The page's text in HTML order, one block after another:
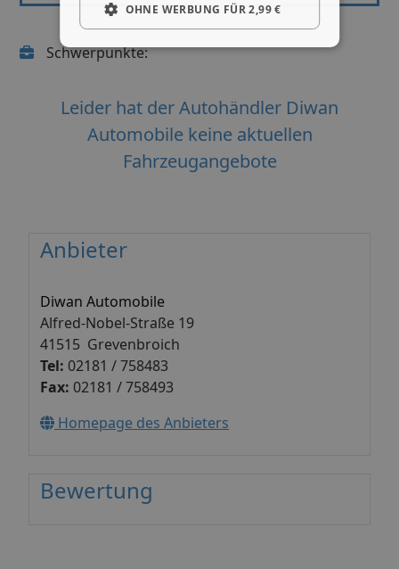
Schwerpunkte:
Leider hat der Autohändler Diwan
Automobile keine aktuellen
Fahrzeugangebote
Anbieter
Diwan Automobile
Alfred-Nobel-Straße 19
41515 Grevenbroich
Tel: 02181 / 758483
Fax: 02181 / 758493
Homepage des Anbieters
Bewertung
OHNE WERBUNG FÜR 2,99 €